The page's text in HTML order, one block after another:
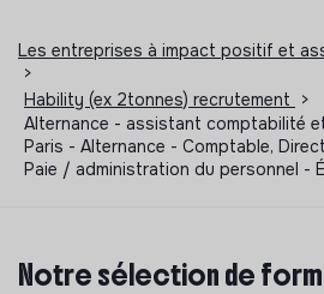
Les entreprises à impact positif et
>
Hability (ex 2tonnes) recrutement
>
Alternance - assistant comptabilité
Paris - Alternance - Comptable,
Paie / administration du personnel -
Notre sélection de